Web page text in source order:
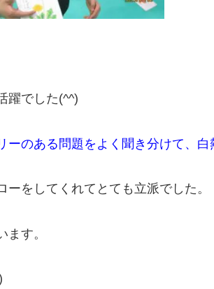
躍でした(^^)
ーのある問題をよく聞き分けて、
をしてくれてとても立派でした。
す。